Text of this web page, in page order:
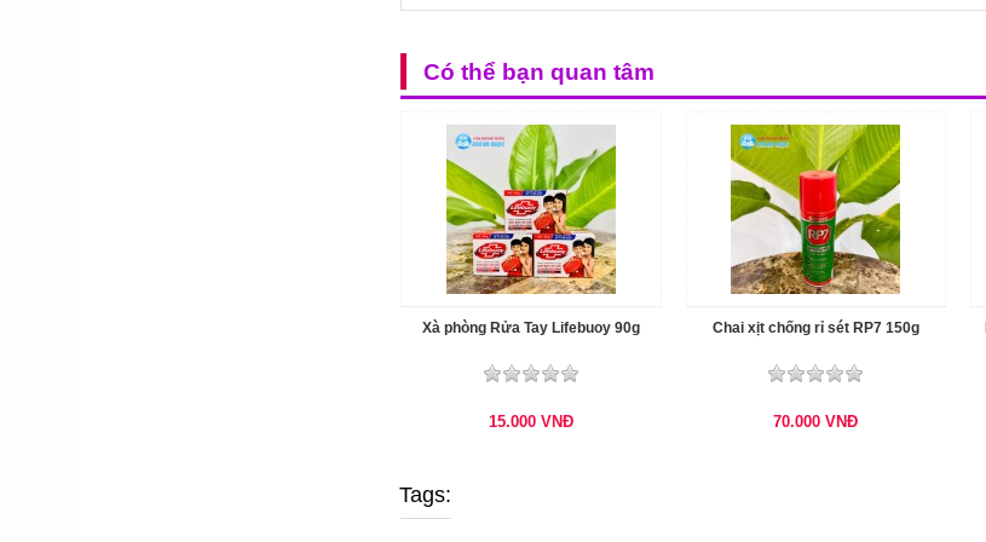
Có thể bạn quan tâm
Xà phòng Rửa Tay Lifebuoy 90g
15.000 VNĐ
Chai xịt chống rỉ sét RP7 150g
70.000VNĐ
Tags: